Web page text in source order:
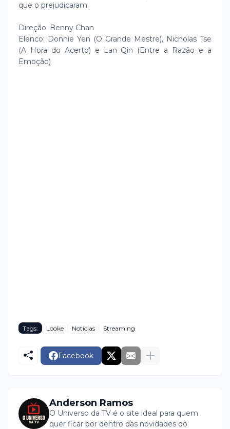
que o prejudicaram.
Direção: Benny Chan
Elenco: Donnie Yen (O Grande Mestre), Nicholas Tse
(A Hora do Acerto) e Lan Qin (Entre a Razão e a
Emoção)
Tags: Looke Notícias Streaming
Facebook
Anderson Ramos
O Universo da TV é o site ideal para quem
quer ficar por dentro das novidades do